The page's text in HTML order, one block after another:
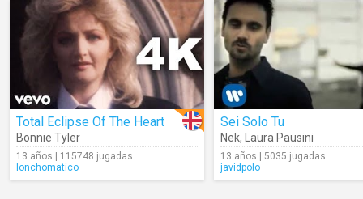
Total Eclipse Of The Heart
Bonnie Tyler
13 años | 115748 jugadas
lonchomatico
Sei Solo Tu
Nek, Laura Pausini
13 años | 5035 jugadas
javidpolo